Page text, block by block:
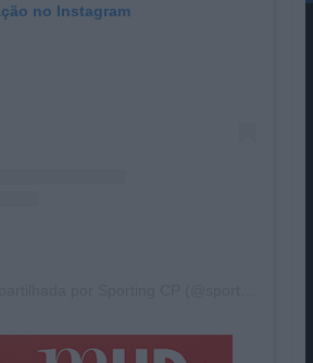
no Instagram